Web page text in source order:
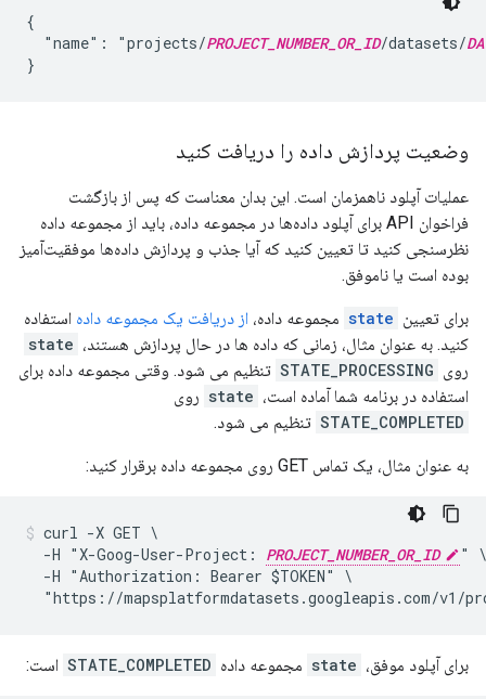
{
  "name": "projects/
PROJECT_NUMBER_OR_ID/datasets/
وضعیت پردازش داده را دریافت کنید
عملیات آپلود ناهمزمان است. این بدان معناست که پس از بازگشت
فراخوان API برای آپلود داده‌ها در مجموعه داده، باید از مجموعه داده
نظرسنجی کنید تا تعیین کنید که آیا جذب و پردازش داده‌ها موفقیت‌آمیز
بوده است یا ناموفق.
برای تعیین state مجموعه داده، از دریافت یک مجموعه داده استفاده
کنید. به عنوان مثال، زمانی که داده ها در حال پردازش هستند، state
روی STATE_PROCESSING تنظیم می شود. وقتی مجموعه داده برای
استفاده در برنامه شما آماده است، state روی
STATE_COMPLETED تنظیم می شود.
به عنوان مثال، یک تماس GET روی مجموعه داده برقرار کنید:
curl -X GET \
  -H "X-Goog-User-Project:
PROJECT_NUMBER_OR_ID
" \
  -H "Authorization: Bearer $TOKEN" \
"https://mapsplatformdatasets.googleapis.com/v1/
برای آپلود موفق، state مجموعه داده STATE_COMPLETED است: